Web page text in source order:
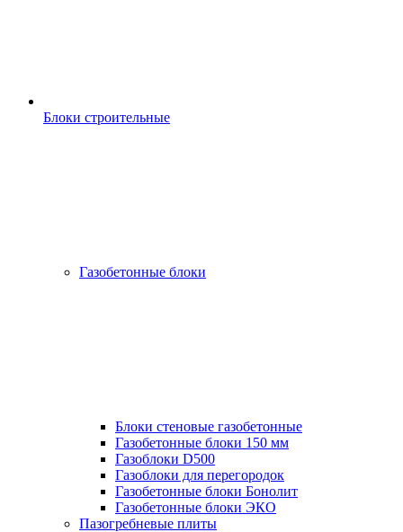
Блоки строительные
Газобетонные блоки
Блоки стеновые газобетонные
Газобетонные блоки 150 мм
Газоблоки D500
Газоблоки для перегородок
Газобетонные блоки Бонолит
Газобетонные блоки ЭКО
Пазогребневые плиты